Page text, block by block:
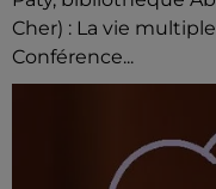
Cher) : La vie
Conférence...